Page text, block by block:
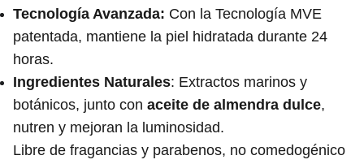
Tecnología Avanzada: Con la Tecnología MVE
patentada, mantiene la piel hidratada durante 24
horas.
Ingredientes Naturales: Extractos marinos y
botánicos, junto con aceite de almendra dulce,
nutren y mejoran la luminosidad.
Libre de fragancias y parabenos, no comedogénico